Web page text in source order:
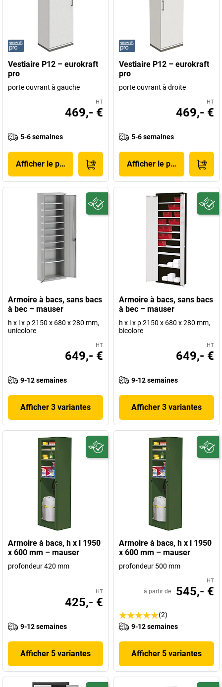
Vestiaire P12 – eurokraft
pro
porte ouvrant à gauche
HT
469,- €
5-6 semaines
Afficher le produit
Vestiaire P12 – eurokraft
pro
porte ouvrant à droite
HT
469,- €
5-6 semaines
Afficher le produit
Armoire à bacs, sans bacs
à bec – mauser
h x l x p 2150 x 680 x 280 mm,
unicolore
HT
649,- €
9-12 semaines
Afficher 3 variantes
Armoire à bacs, sans bacs
à bec – mauser
h x l x p 2150 x 680 x 280 mm,
bicolore
HT
649,- €
9-12 semaines
Afficher 3 variantes
Armoire à bacs, h x l 1950
x 600 mm – mauser
profondeur 420 mm
HT
425,- €
9-12 semaines
Afficher 5 variantes
Armoire à bacs, h x l 1950
x 600 mm – mauser
profondeur 500 mm
HT
à partir de 545,- €
(2)
9-12 semaines
Afficher 5 variantes